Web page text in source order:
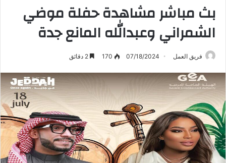
بث مباشر مشاهدة حفلة موضي
الشمراني وعبدالله المانع جدة
فريق العمل 07/18/2024
170